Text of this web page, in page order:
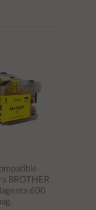
BROTHER
600